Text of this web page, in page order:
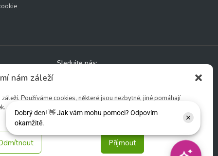
nám záleží
Používáme cookies, některé jsou nezbytné, jiné pomáhají
Příjmout
Sledujte nás: